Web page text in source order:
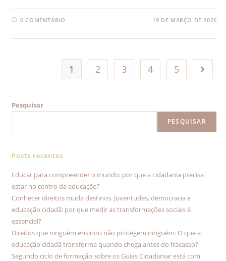
0 COMENTÁRIO 19 DE MARÇO DE 2026
1 2 3 4 5
Pesquisar
PESQUISAR
Posts recentes
Educar para compreender o mundo: por que a cidadania precisa
estar no centro da educação?
Conhecer direitos muda destinos. Juventudes, democracia e
educação cidadã: por que medir as transformações sociais é
essencial?
Direitos que ninguém ensinou não protegem ninguém: O que a
educação cidadã transforma quando chega antes do fracasso?
Segundo ciclo de formação sobre os Guias Cidadaniar está com